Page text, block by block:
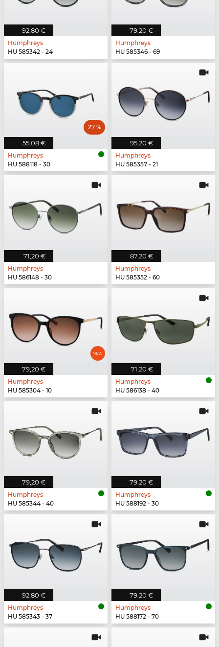
92,80 €
Humphreys
HU 585342 - 24
79,20 €
Humphreys
HU 585346 - 69
55,08 €
27 %
Humphreys
HU 588118 - 30
95,20 €
Humphreys
HU 585357 - 21
71,20 €
Humphreys
HU 586148 - 30
87,20 €
Humphreys
HU 585352 - 60
79,20 €
Humphreys
HU 585304 - 10
71,20 €
Humphreys
HU 586138 - 40
79,20 €
Humphreys
HU 585344 - 40
79,20 €
Humphreys
HU 588192 - 30
92,80 €
Humphreys
HU 585343 - 37
79,20 €
Humphreys
HU 588172 - 70